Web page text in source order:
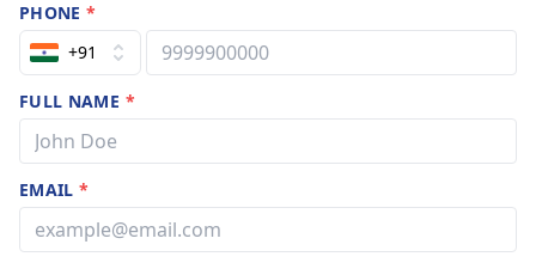
PHONE*
+91
FULL NAME *
EMAIL*